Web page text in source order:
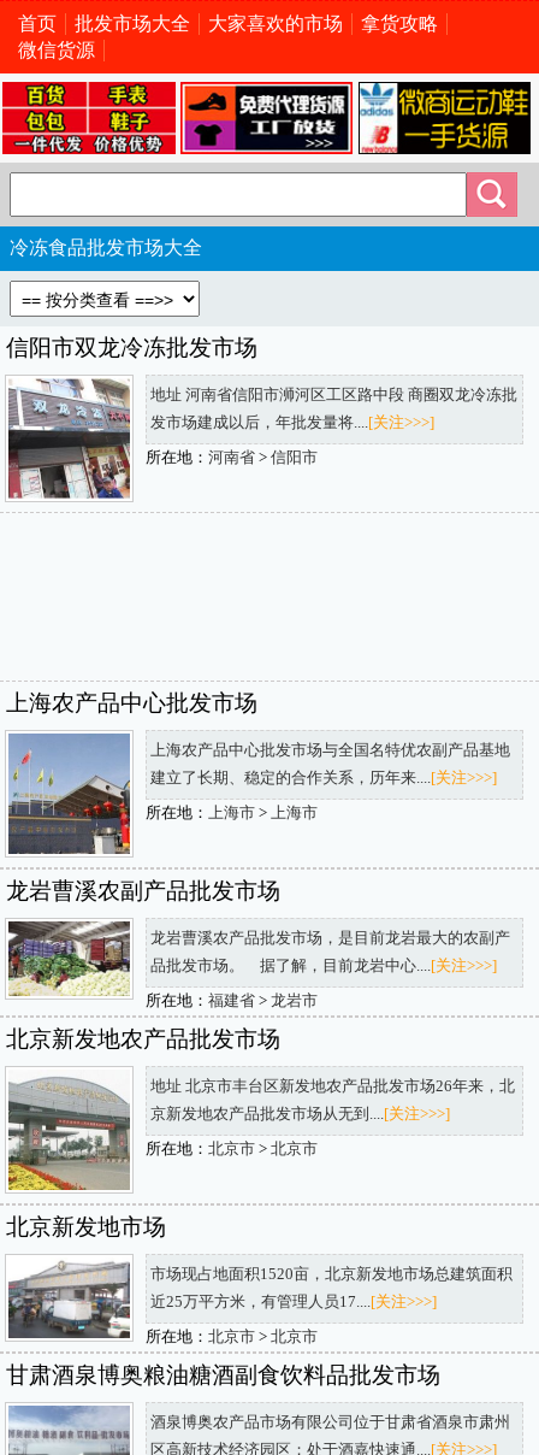
首页 批发市场大全 大家喜欢的市场
拿货攻略
微信货源
冷冻食品批发市场大全
信阳市双龙冷冻批发市场
地址 河南省信阳市浉河区工区路中段 商圈双龙冷冻批
发市场建成以后，年批发量将.... [关注>>>]
所在地： 河南省> 信阳市
上海农产品中心批发市场
上海农产品中心批发市场与全国名特优农副产品基地
建立了长期、稳定的合作关系，历年来.... [关注>>>]
所在地： 上海市> 上海市
龙岩曹溪农副产品批发市场
龙岩曹溪农产品批发市场，是目前龙岩最大的农副产
品批发市场。 据了解，目前龙岩中心.... [关注>>>]
所在地： 福建省> 龙岩市
北京新发地农产品批发市场
地址 北京市丰台区新发地农产品批发市场26年来，北
京新发地农产品批发市场从无到.... [关注>>>]
所在地： 北京市> 北京市
北京新发地市场
市场现占地面积1520亩，北京新发地市场总建筑面积
近25万平方米，有管理人员17.... [关注>>>]
所在地： 北京市> 北京市
甘肃酒泉博奥粮油糖酒副食饮料品批发市场
酒泉博奥农产品市场有限公司位于甘肃省酒泉市肃州
区高新技术经济园区；处于酒嘉快速通....[关注>>>]